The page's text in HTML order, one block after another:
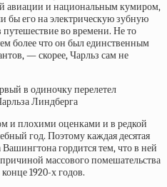
авиации и национальным кумиром,
бы его на электрическую зубную
во времени. Не то
более что он был единственным
— скорее, Чарльз сам не
и плохими оценками и в редкой
год. Поэтому каждая десятая
гордится тем, что в ней
массового помешательства
1920-х годов.